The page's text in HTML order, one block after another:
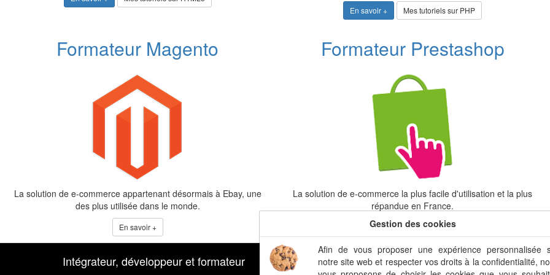
En savoir + Mes tutoriels sur PHP
Formateur Magento
La solution de e-commerce appartenant désormais à Ebay, une
des plus utilisée dans le monde.
En savoir +
Formateur Prestashop
La solution de e-commerce la plus facile d'utilisation et la plus
répandue en France.
En savoir +
Intégrateur, développeur et formateur Informations
Gestion des cookies
Afin de vous proposer une expérience personnalisée
notre site web et respecter vos droits à la confidentialité,